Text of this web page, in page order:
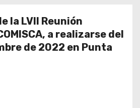
la LVII Reunión
a realizarse del
de 2022 en Punta